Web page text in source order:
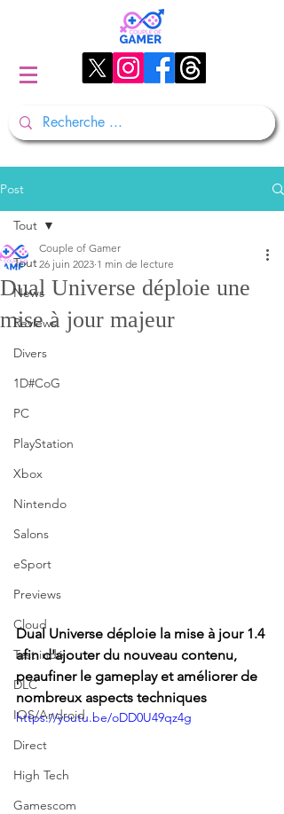
Post
Tout
News
Reviews
Divers
1D#CoG
PC
PlayStation
Xbox
Nintendo
Salons
eSport
Previews
Cloud
Test indé
DLC
IOS/Android
Direct
High Tech
Gamescom
Tout
Dual Universe déploie une
mise à jour majeur
Couple of Gamer
26 juin 2023 1 min de lecture
Dual Universe déploie la mise à jour 1.4
afin d'ajouter du nouveau contenu,
peaufiner le gameplay et améliorer de
nombreux aspects techniques
https://youtu.be/oDD0U49qz4g